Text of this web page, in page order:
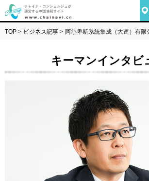
TOP > ビジネス記事 > 阿尓卑斯系統集成（大連）有限
キーマンインタビ